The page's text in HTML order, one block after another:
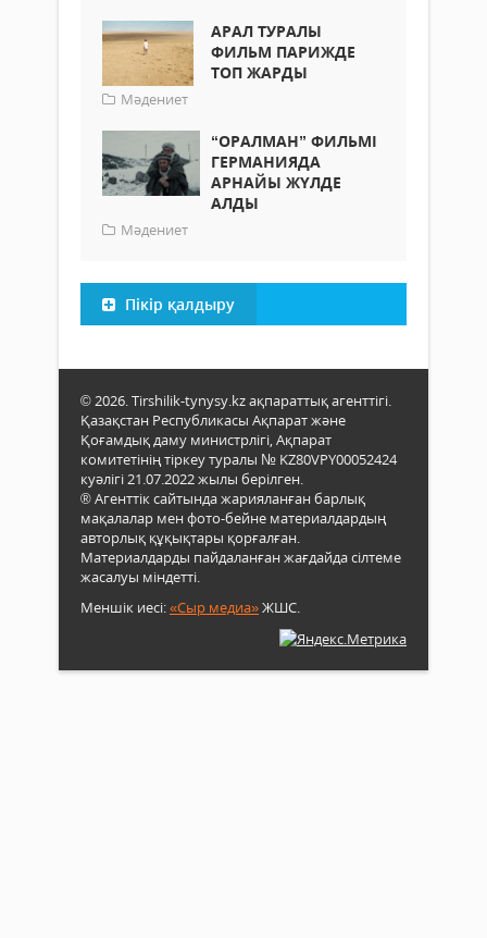
АРАЛ ТУРАЛЫ
ФИЛЬМ ПАРИЖДЕ
ТОП ЖАРДЫ
Мәдениет
“ОРАЛМАН” ФИЛЬМІ
ГЕРМАНИЯДА
АРНАЙЫ ЖҮЛДЕ
АЛДЫ
Мәдениет
Пікір қалдыру
© 2026. Tirshilik-tynysy.kz ақпараттық агенттігі.
Қазақстан Республикасы Ақпарат және
Қоғамдық даму министрлігі, Ақпарат
комитетінің тіркеу туралы № KZ80VPY00052424
куәлігі 21.07.2022 жылы берілген.
® Агенттік сайтында жарияланған барлық
мақалалар мен фото-бейне материалдардың
авторлық құқықтары қорғалған.
Материалдарды пайдаланған жағдайда сілтеме
жасалуы міндетті.
Меншік иесі:«Сыр медиа»ЖШС.